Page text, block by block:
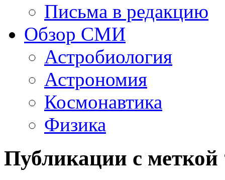
Письма в редакцию
Обзор СМИ
Астробиология
Астрономия
Космонавтика
Физика
Публикации с меткой